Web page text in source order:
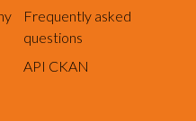
Frequently asked
questions
API CKAN